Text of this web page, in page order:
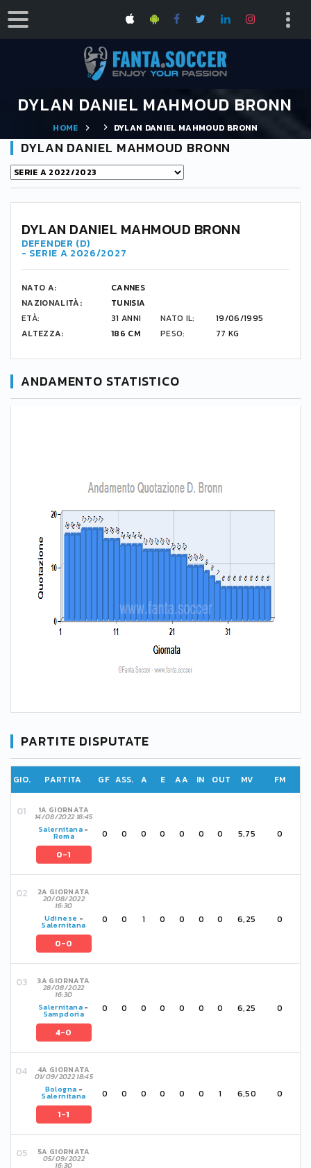
DYLAN DANIEL MAHMOUD BRONN
HOME DYLAN DANIEL MAHMOUD BRONN
DYLAN DANIEL MAHMOUD BRONN
DYLAN DANIEL MAHMOUD BRONN
DEFENDER (D)
- SERIE A 2026/2027
NATO A:
CANNES
NAZIONALITÀ:
TUNISIA
ETÀ:
31 ANNI NATO IL:
19/06/1995
ALTEZZA:
186 CM PESO: 77 KG
ANDAMENTO STATISTICO
PARTITE DISPUTATE
GIO. PARTITA GF ASS. A E AA IN OUT MV FM
1A GIORNATA
14/08/2022 18:45
Salernitana-
Roma
0-1
0 0 0 0 0 0 0 5,75 0
2A GIORNATA
20/08/2022
16:30
Udinese -
Salernitana
0-0
0 0 1 0 0 0 0 6,25 0
3A GIORNATA
28/08/2022
16:30
Salernitana-
Sampdoria
4-0
0 0 0 0 0 0 0 6,25 0
4A GIORNATA
01/09/2022 18:45
Bologna -
Salernitana
1-1
0 0 0 0 0 0 1 6,50 0
5A GIORNATA
05/09/2022
16:30